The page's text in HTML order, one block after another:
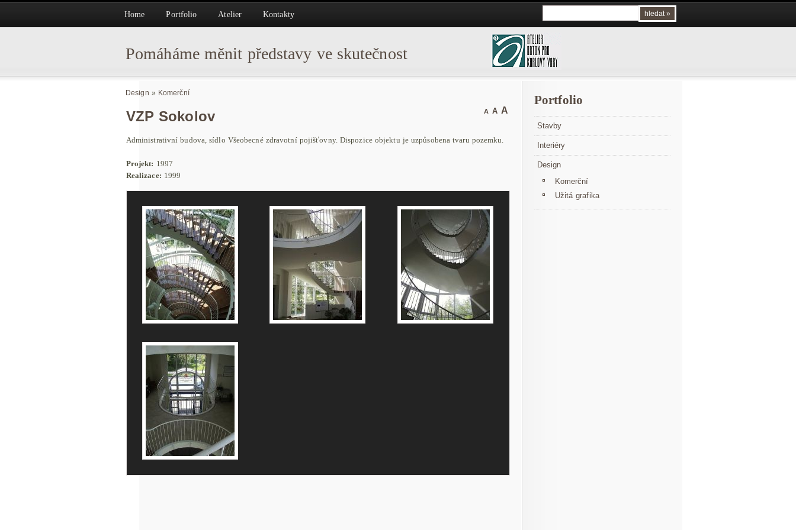
Home Portfolio Atelier Kontakty
Pomáháme měnit představy ve skutečnost
Portfolio
Stavby
Interiéry
Design
Komerční
Užitá grafika
Design » Komerční
A A A
VZP Sokolov
Administrativní budova, sídlo Všeobecné zdravotní pojišťovny. Dispozice objektu je uzpůsobena tvaru pozemku.
Projekt: 1997
Realizace: 1999